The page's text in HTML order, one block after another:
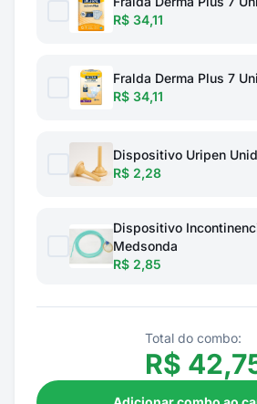
R$ 34,11
Fralda Derma Plus 7
R$ 34,11
Dispositivo Uripen
R$ 2,28
Dispositivo
Medsonda
R$ 2,85
Total do combo:
R$